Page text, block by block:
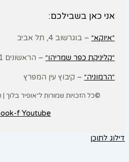
אני כאן בשבילכם:
״איוקא״– בוגרשוב 4, תל אביב
״קליניקת כפר שמריהו״– הראשונים 1, כפר שמריהו
״הרמוניה״– קיבוץ עין המפרץ
©כל הזכויות שמורות ל״אופיר בלוך |
f Youtube
דילוג לתוכן